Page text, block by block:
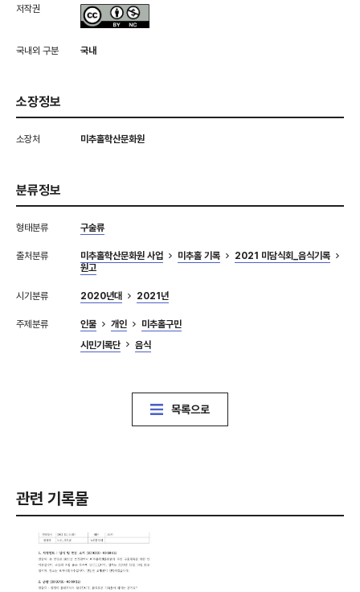
저작권
국내외 구분 국내
소장정보
소장처 미추홀학산문화원
분류정보
형태분류 구술류
출처분류 미추홀학산문화원 사업 미추홀 기록
2021 미담식회_음식기록
원고
시기분류 2020년대 2021년
주제분류 인물 개인
미추홀구민
시민기록단
음식
목록으로
관련 기록물